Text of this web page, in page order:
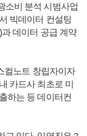
소비 분석 시범사업
빅데이터 컨설팅
데이터 공급 계약
컬노트 창립자이자
카드사 최초로 미
하는 등 데이터컨